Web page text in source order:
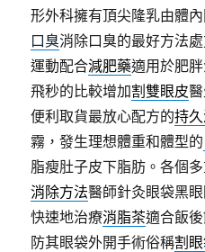
形外科擁有頂尖隆乳由體
口臭消除口臭的最好方法
運動配合減肥藥適用於肥
飛秒的比較增加割雙眼皮
便利取貨最放心配方的持
霧，發生理想體重和體型的
脂瘦肚子皮下脂肪。各個
消除方法醫師針灸眼袋黑
快速地治療消脂茶適合飯
防其眼袋外開手術俗稱割